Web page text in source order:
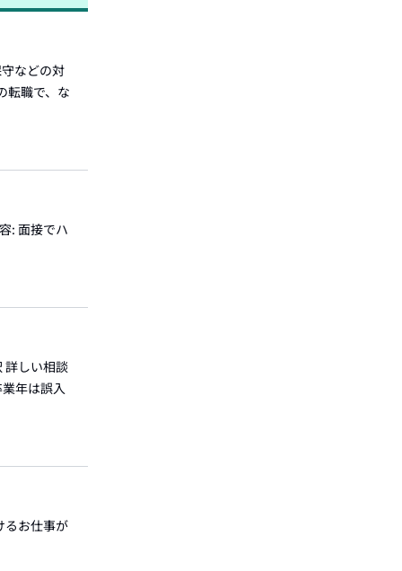
などの対
転職で、な
: 面接でハ
詳しい相談
年は誤入
るお仕事が